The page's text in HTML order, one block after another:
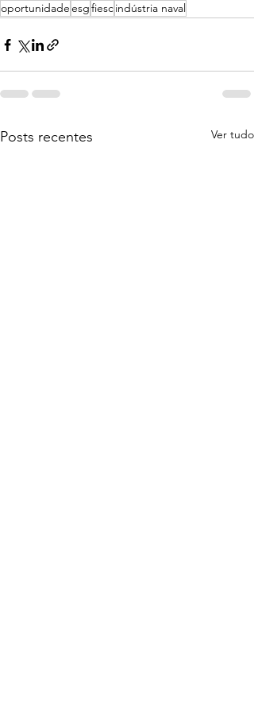
oportunidadeesgfiescindústria naval
Posts recentes Ver tudo